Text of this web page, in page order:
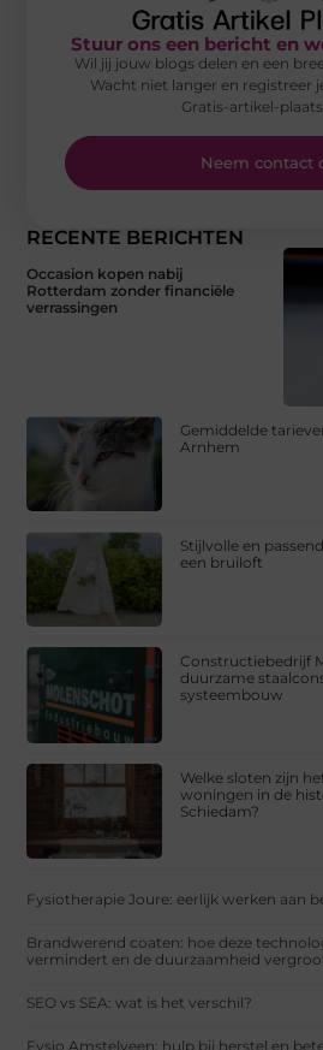
RECENTE BERICHTEN
Occasion kopen nabij
Rotterdam zonder financiële
verrassingen
Gemiddelde
Arnhem
Stijlvolle en
een bruiloft
Constructiebedrijf
duurzame
systeembouw
Welke sloten zijn
woningen in de
Schiedam?
Fysiotherapie Joure: eerlijk werken aan
Brandwerend coaten: hoe deze
vermindert en de duurzaamheid
SEO vs SEA: wat is het verschil?
Fysio Amstelveen: hulp bij herstel en
Stuur ons een bericht en
Wil jij jouw blogs delen en een
Wacht niet langer en registreer
Gratis-artikel-
Neem contact